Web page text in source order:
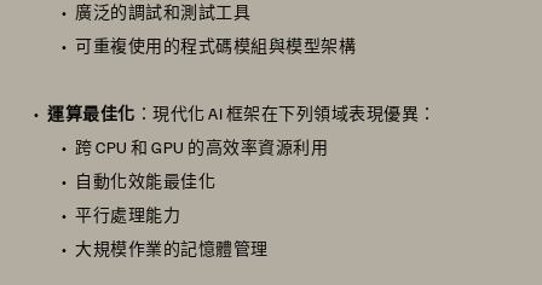
廣泛的調試和測試工具
可重複使用的程式碼模組與模型架構
運算最佳化 ：現代化 AI 框架在下列領域表現優異：
跨 CPU 和 GPU 的高效率資源利用
自動化效能最佳化
平行處理能力
大規模作業的記憶體管理